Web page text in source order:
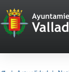
Portal
Web
del